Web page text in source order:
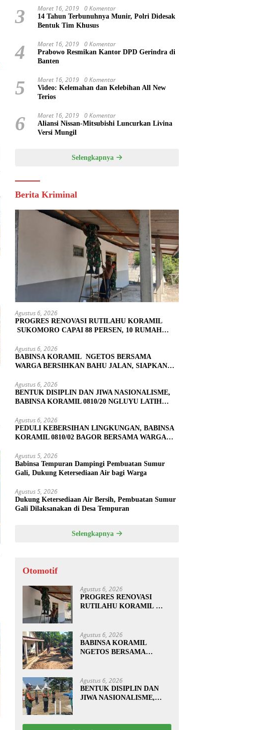
3 Maret 16, 2019 0 Komentar
14 Tahun Terbunuhnya Munir, Polri Didesak
Bentuk Tim Khusus
4 Maret 16, 2019 0 Komentar
Prabowo Resmikan Kantor DPD Gerindra di
Banten
5 Maret 16, 2019 0 Komentar
Video: Kelemahan dan Kelebihan All New
Terios
6 Maret 16, 2019 0 Komentar
Aliansi Nissan-Mitsubishi Luncurkan Livina
Versi Mungil
Selengkapnya
Berita Kriminal
Agustus 6, 2026
PROGRES RENOVASI RUTILAHU KORAMIL
SUKOMORO CAPAI 88 PERSEN, 10 RUMAH
Agustus 6, 2026
BABINSA KORAMIL NGETOS BERSAMA
WARGA BERSIHKAN BAHU JALAN, SIAPKAN
Agustus 6, 2026
BENTUK DISIPLIN DAN JIWA NASIONALISME,
BABINSA KORAMIL 0810/20 NGLUYU LATIH
Agustus 6, 2026
PEDULI KEBERSIHAN LINGKUNGAN, BABINSA
KORAMIL 0810/02 BAGOR BERSAMA WARGA
Agustus 5, 2026
Babinsa Tempuran Dampingi Pembuatan Sumur
Gali, Dukung Ketersediaan Air bagi Warga
Agustus 5, 2026
Dukung Ketersediaan Air Bersih, Pembuatan Sumur
Gali Dilaksanakan di Desa Tempuran
Selengkapnya
Otomotif
Agustus 6, 2026
PROGRES RENOVASI
RUTILAHU KORAMIL
MASUK TAHAP
PENYELESAIAN
Agustus 6, 2026
BABINSA KORAMIL
NGETOS BERSAMA
LOKASI UNTUK
PENGECORAN
Agustus 6, 2026
BENTUK DISIPLIN DAN
JIWA NASIONALISME,
PASKIBRA